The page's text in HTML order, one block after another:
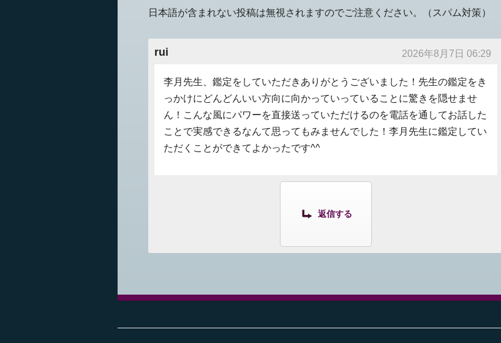
日本語が含まれない投稿は無視されますのでご注意ください。（スパム対策）
rui 2026年8月7日 06:29
李月先生、鑑定をしていただきありがとうございました！先生の鑑定をき
っかけにどんどんいい方向に向かっていっていることに驚きを隠せませ
ん！こんな風にパワーを直接送っていただけるのを電話を通してお話した
ことで実感できるなんて思ってもみませんでした！李月先生に鑑定してい
ただくことができてよかったです^^
返信する